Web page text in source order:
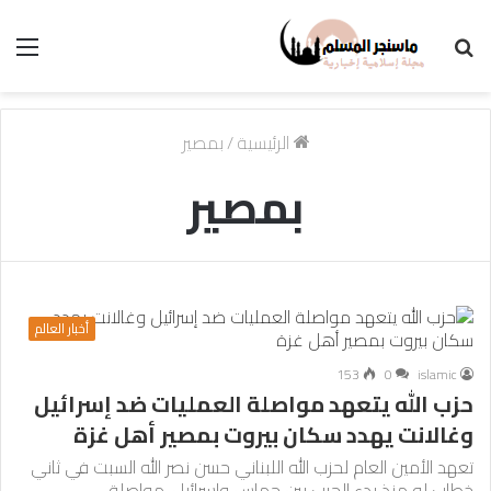
الرئيسية/بمصير
بمصير
أخبار العالم
islamic
0
153
حزب الله يتعهد مواصلة العمليات ضد إسرائيل
وغالانت يهدد سكان بيروت بمصير أهل غزة
تعهد الأمين العام لحزب الله اللبناني حسن نصر الله السبت في ثاني